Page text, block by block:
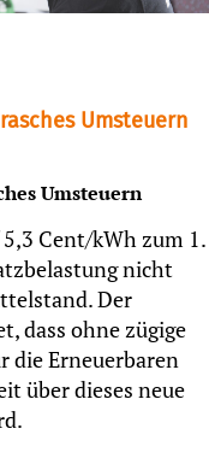
Umsteuern
Umsteuern
Cent/kWh zum 1.
nicht
Der
dass ohne zügige
die Erneuerbaren
über dieses neue